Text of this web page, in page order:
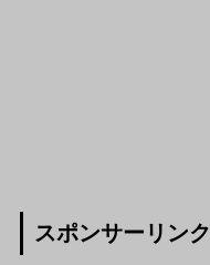
スポンサーリンク